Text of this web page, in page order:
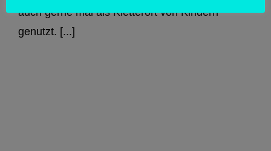
auch gerne mal als Kletterort von Kindern
genutzt. [...]